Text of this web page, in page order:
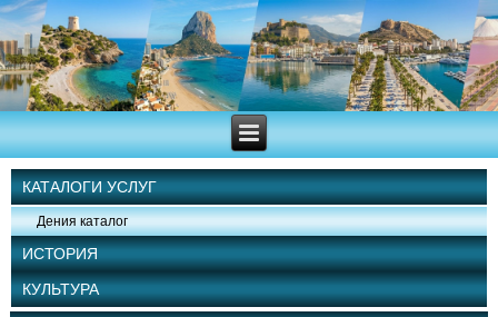
КАТАЛОГИ УСЛУГ
Дения каталог
ИСТОРИЯ
КУЛЬТУРА